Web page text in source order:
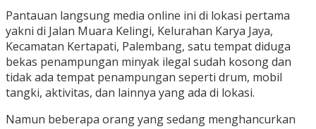
Pantauan langsung media online ini di lokasi pertama
yakni di Jalan Muara Kelingi, Kelurahan Karya Jaya,
Kecamatan Kertapati, Palembang, satu tempat diduga
bekas penampungan minyak ilegal sudah kosong dan
tidak ada tempat penampungan seperti drum, mobil
tangki, aktivitas, dan lainnya yang ada di lokasi.
Namun beberapa orang yang sedang menghancurkan